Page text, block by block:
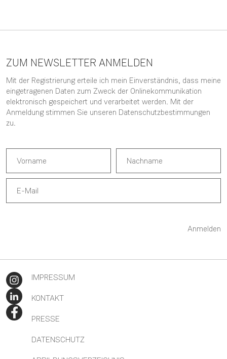
ZUM NEWSLETTER ANMELDEN
Mit der Registrierung erteile ich mein Einverständnis, dass meine
eingetragenen Daten zum Zweck der Onlinekommunikation
elektronisch gespeichert und verarbeitet werden. Mit der
Anmeldung stimmen Sie unseren Datenschutzbestimmungen
zu.
Anmelden
IMPRESSUM
KONTAKT
PRESSE
DATENSCHUTZ